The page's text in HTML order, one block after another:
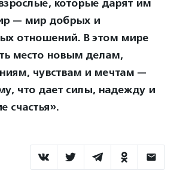
которые дарят им
— мир добрых и
отношений. В этом мире
место новым делам,
чувствам и мечтам —
что дает силы, надежду и
счастья».